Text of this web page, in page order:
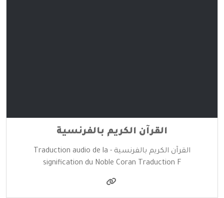
القرآن الكريم بالفرنسية
القرآن الكريم بالفرنسية - Traduction audio de la
signification du Noble Coran Traduction F